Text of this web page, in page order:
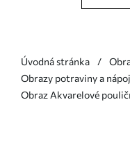
Úvodná stránka
Obrazy potraviny a
Obraz Akvarelové